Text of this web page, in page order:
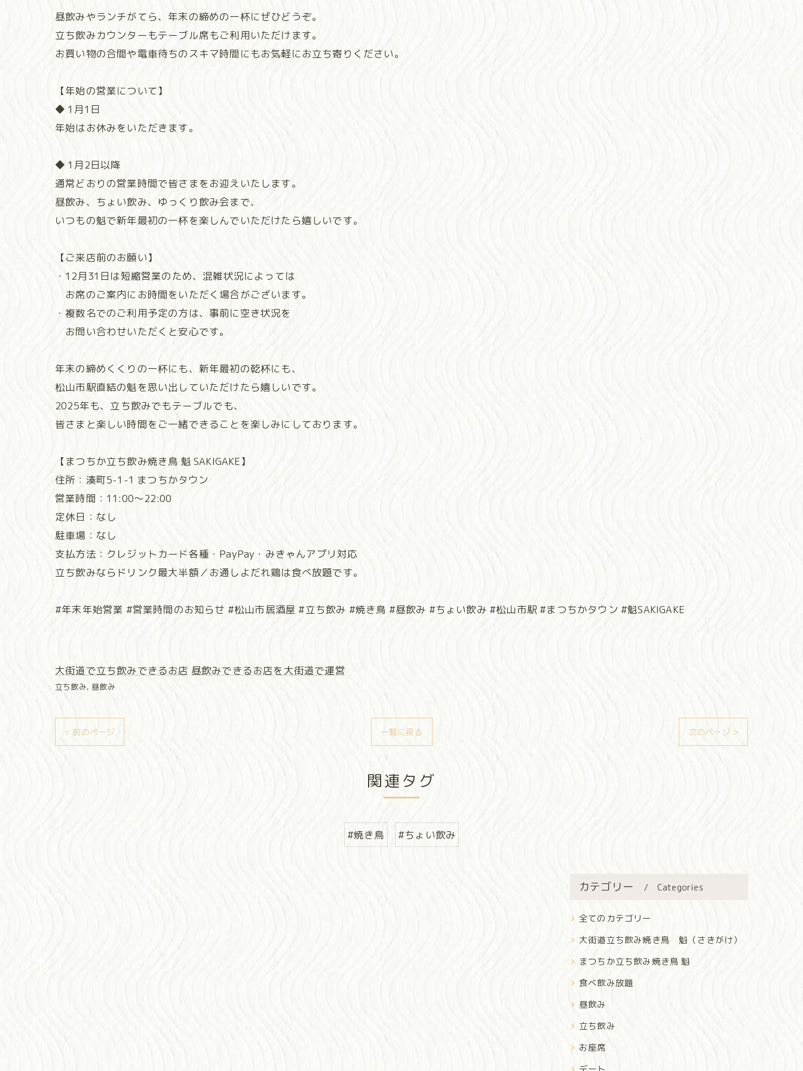
昼飲みやランチがてら、年末の締めの一杯にぜひどうぞ。
立ち飲みカウンターもテーブル席もご利用いただけます。
お買い物の合間や電車待ちのスキマ時間にもお気軽にお立ち寄りください。
【年始の営業について】
◆ 1月1日
年始はお休みをいただきます。
◆ 1月2日以降
通常どおりの営業時間で皆さまをお迎えいたします。
昼飲み、ちょい飲み、ゆっくり飲み会まで、
いつもの魁で新年最初の一杯を楽しんでいただけたら嬉しいです。
【ご来店前のお願い】
・12月31日は短縮営業のため、混雑状況によっては
お席のご案内にお時間をいただく場合がございます。
・複数名でのご利用予定の方は、事前に空き状況を
お問い合わせいただくと安心です。
年末の締めくくりの一杯にも、新年最初の乾杯にも、
松山市駅直結の魁を思い出していただけたら嬉しいです。
2025年も、立ち飲みでもテーブルでも、
皆さまと楽しい時間をご一緒できることを楽しみにしております。
【まつちか立ち飲み焼き鳥 魁 SAKIGAKE】
住所：湊町5-1-1 まつちかタウン
営業時間：11:00～22:00
定休日：なし
駐車場：なし
支払方法：クレジットカード各種・PayPay・みきゃんアプリ対応
立ち飲みならドリンク最大半額／お通しよだれ鶏は食べ放題です。
#年末年始営業 #営業時間のお知らせ #松山市居酒屋 #立ち飲み #焼き鳥 #昼飲み #ちょい飲み #松山市駅 #まつちかタウン #魁SAKIGAKE
大街道で立ち飲みできるお店 昼飲みできるお店を大街道で運営
立ち飲み 昼飲み
< 前のページ 一覧に戻る 次のページ >
関連タグ
#焼き鳥 #ちょい飲み
カテゴリー Categories
全てのカテゴリー
大街道立ち飲み焼き鳥 魁（さきがけ）
まつちか立ち飲み焼き鳥 魁
食べ飲み放題
昼飲み
立ち飲み
お座席